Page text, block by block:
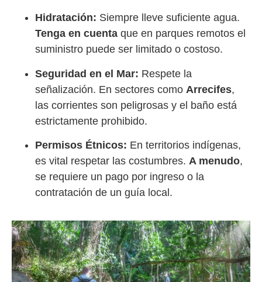
Hidratación: Siempre lleve suficiente agua.
Tenga en cuenta que en parques remotos el
suministro puede ser limitado o costoso.
Seguridad en el Mar: Respete la
señalización. En sectores como Arrecifes,
las corrientes son peligrosas y el baño está
estrictamente prohibido.
Permisos Étnicos: En territorios indígenas,
es vital respetar las costumbres. A menudo,
se requiere un pago por ingreso o la
contratación de un guía local.